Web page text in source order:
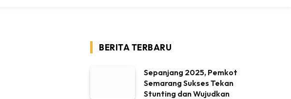
BERITA TERBARU
Sepanjang 2025, Pemkot
Semarang Sukses Tekan
Stunting dan Wujudkan